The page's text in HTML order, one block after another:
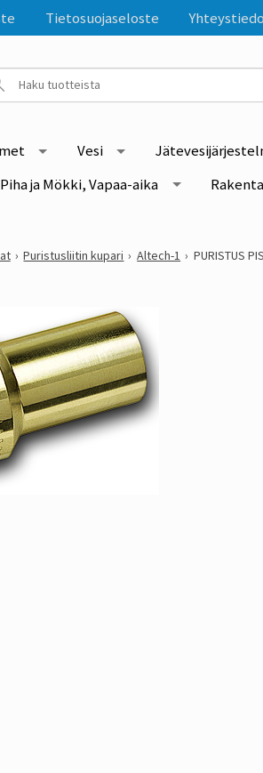
Tietosuojaseloste
Vesi
Piha ja Mökki, Vapaa-aika
Puristusliitin kupari Altech-1 PURISTUS